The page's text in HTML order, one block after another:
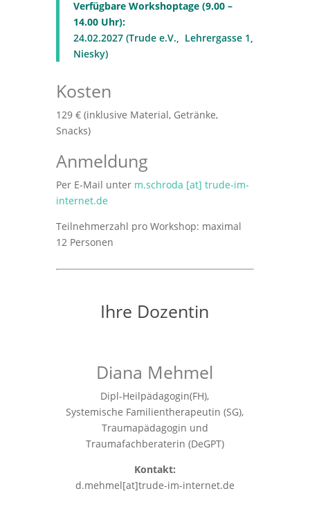
Verfügbare Workshoptage (9.00 –
14.00 Uhr):
24.02.2027(Trude e.V., Lehrergasse 1,
Niesky)
Kosten
129 € (inklusive Material, Getränke,
Snacks)
Anmeldung
Per E-Mail unter m.schroda [at] trude-im-
internet.de
Teilnehmerzahl pro Workshop: maximal
12 Personen
Ihre Dozentin
Diana Mehmel
Dipl-Heilpädagogin(FH),
Systemische Familientherapeutin (SG),
Traumapädagogin und
Traumafachberaterin (DeGPT)
Kontakt:
d.mehmel[at]trude-im-internet.de